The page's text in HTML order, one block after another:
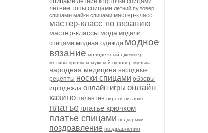
летние топы спицами летний пуловер
спицами майки спицами мастер-класс
мастер-класс по вязанию
мастер-классы мода модели
спицами модная одежда модное
вязание молодежный джемпер
мотивы крючком мужской пуловер музыка
народная медицина народные
рецепты носки спицами обзоры
игр одежда онлайн игры онлайн
казино палантин пироги питание
платье платье крючком
платье спицами подкормки
поздравление поздравления